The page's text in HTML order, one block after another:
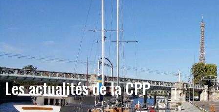
Les actualités de la CPP